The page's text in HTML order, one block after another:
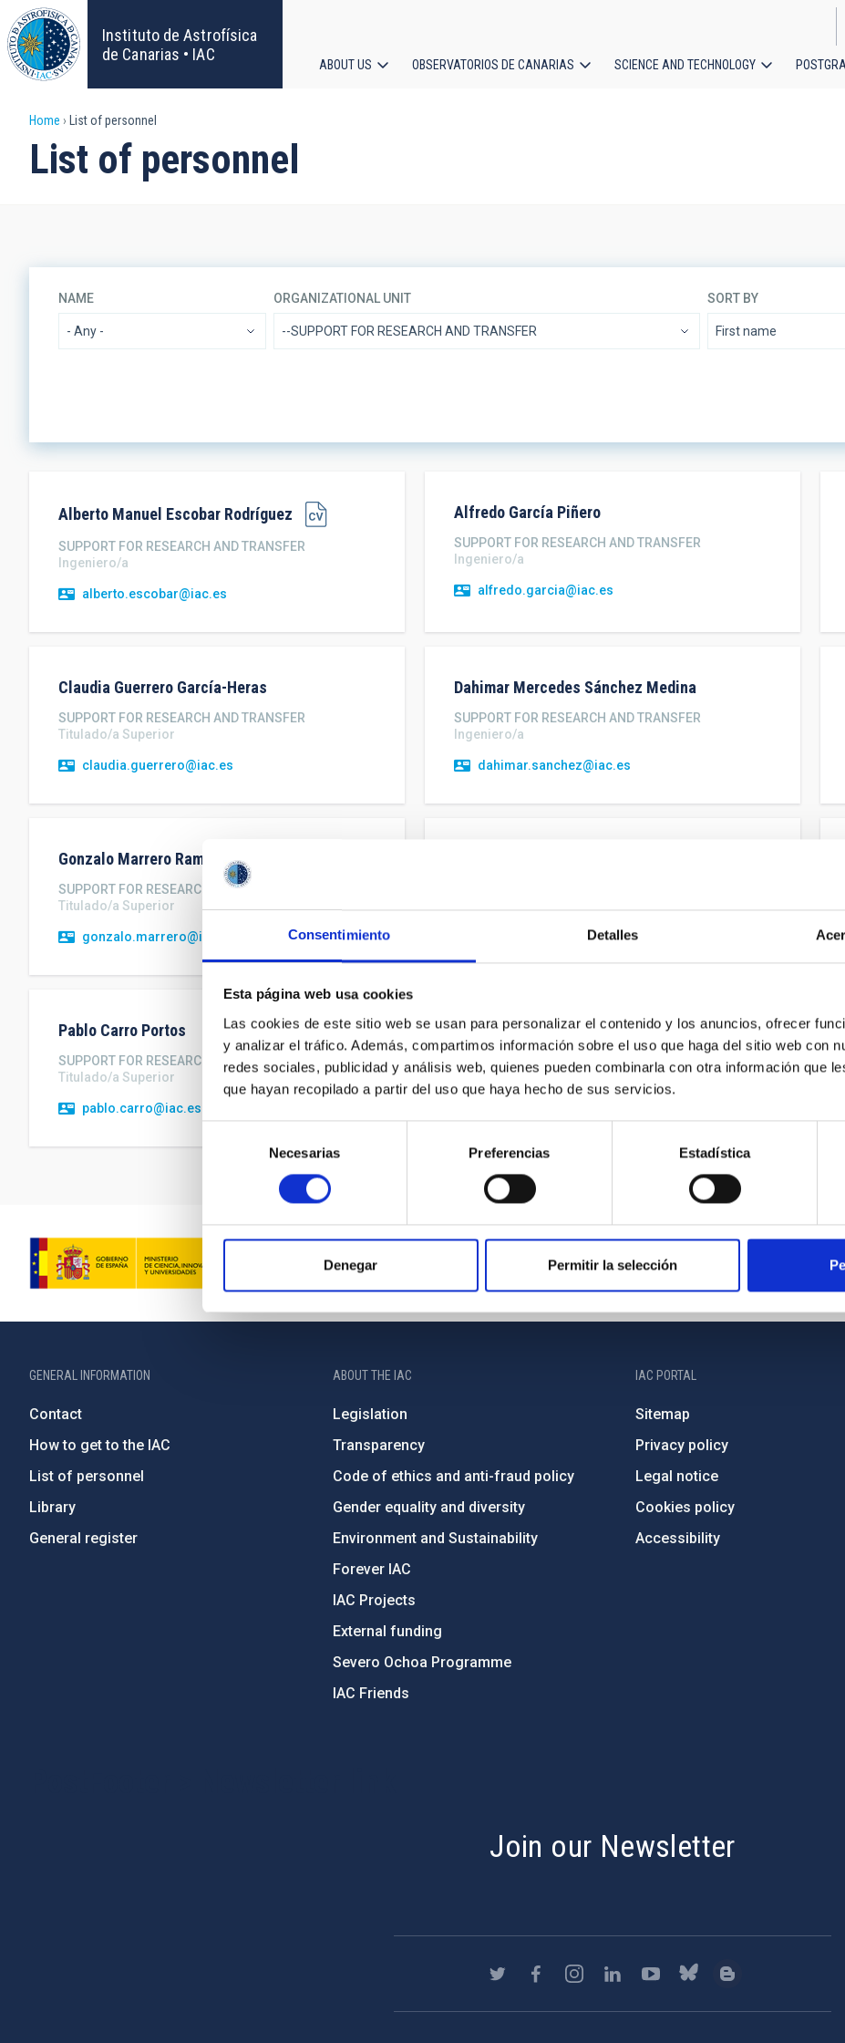
Consentimiento Detalles
Esta página web usa cookies
Las cookies de este sitio web se usan para personalizar el contenido y los anuncios, ofrecer
y analizar el tráfico. Además, compartimos información sobre el uso que haga del sitio web con
redes sociales, publicidad y análisis web, quienes pueden combinarla con otra información que
que hayan recopilado a partir del uso que haya hecho de sus servicios.
consentimiento
Necesarias Preferencias Estadística
Denegar Permitir la selección
Skip
to
main
content
Instituto de Astrofísica
de Canarias • IAC
ABOUT US OBSERVATORIOS DE CANARIAS SCIENCE AND TECHNOLOGY
Breadcrumb
Home List of personnel
List of personnel
NAME
- Any -
ORGANIZATIONAL UNIT
--SUPPORT FOR RESEARCH AND TRANSFER
SORT BY
Alberto Manuel Escobar Rodríguez
SUPPORT FOR RESEARCH AND TRANSFER
Ingeniero/a
alberto.escobar@iac.es
Alfredo García Piñero
SUPPORT FOR RESEARCH AND TRANSFER
Ingeniero/a
alfredo.garcia@iac.es
Claudia Guerrero García-Heras
SUPPORT FOR RESEARCH AND TRANSFER
Titulado/a Superior
claudia.guerrero@iac.es
Dahimar Mercedes Sánchez Medina
SUPPORT FOR RESEARCH AND TRANSFER
Ingeniero/a
dahimar.sanchez@iac.es
Gonzalo Marrero Ramallo
SUPPORT FOR RESEARCH AND TRANSFER
Titulado/a Superior
gonzalo.marrero@iac.es
Pablo Carro Portos
SUPPORT FOR RESEARCH AND TRANSFER
Titulado/a Superior
pablo.carro@iac.es
Rosa Elvira Pereyra Acosta
SUPPORT FOR RESEARCH AND TRANSFER
Titulado/a Superior
GENERAL INFORMATION
Contact
How to get to the IAC
List of personnel
Library
General register
ABOUT THE IAC
Legislation
Transparency
Code of ethics and anti-fraud policy
Gender equality and diversity
Environment and Sustainability
Forever IAC
IAC Projects
External funding
Severo Ochoa Programme
IAC Friends
IAC PORTAL
Sitemap
Privacy policy
Legal notice
Cookies policy
Accessibility
Join our Newsletter